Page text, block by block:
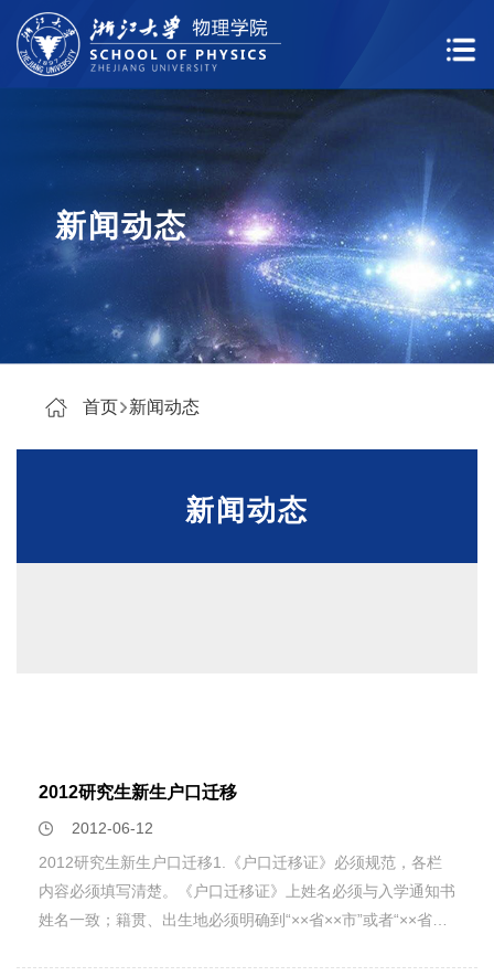
新闻动态
首页 新闻动态
新闻动态
2012研究生新生户口迁移
2012-06-12
2012研究生新生户口迁移1.《户口迁移证》必须规范，各栏
内容必须填写清楚。《户口迁移证》上姓名必须与入学通知书
姓名一致；籍贯、出生地必须明确到“××省××市”或者“××省××